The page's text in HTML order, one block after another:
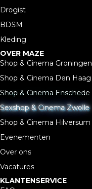
Drogist
BDSM
Kleding
OVER MAZE
Shop & Cinema Groningen
Shop & Cinema Den Haag
Shop & Cinema Enschede
Sexshop & Cinema Zwolle
Shop & Cinema Hilversum
Evenementen
Over ons
Vacatures
KLANTENSERVICE